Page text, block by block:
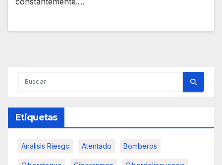
Etiquetas
Analisis Riesgo Atentado Bomberos